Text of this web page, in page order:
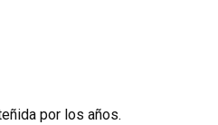
por los años.